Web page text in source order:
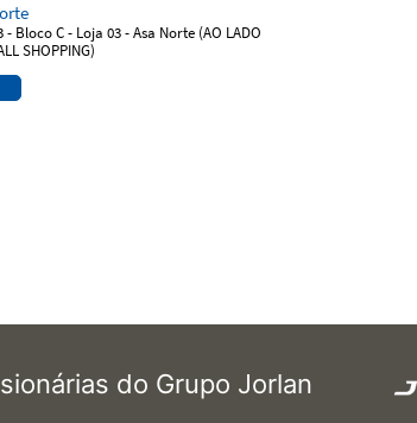
- Bloco C - Loja 03 - Asa Norte (AO LADO
SHOPPING)
do Grupo Jorlan